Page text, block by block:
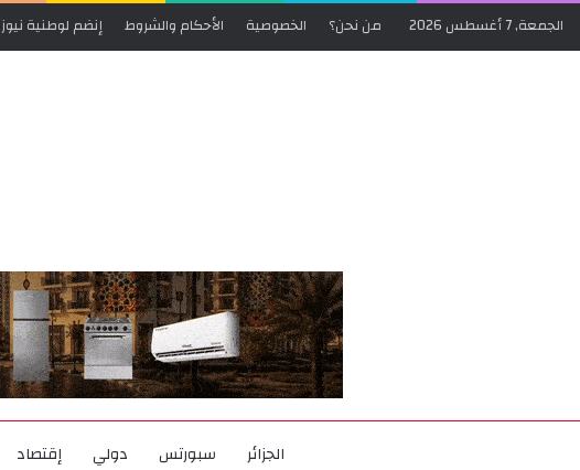
الجمعة, 7 أغسطس 2026 من نحن؟ الخصوصية الأحكام والشروط إنضم لوطنية نيوز
الجزائر سبورتس دولي إقتصاد